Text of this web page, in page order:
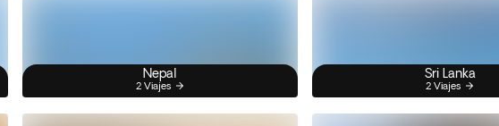
Nepal
2 Viajes
Sri Lanka
2 Viajes